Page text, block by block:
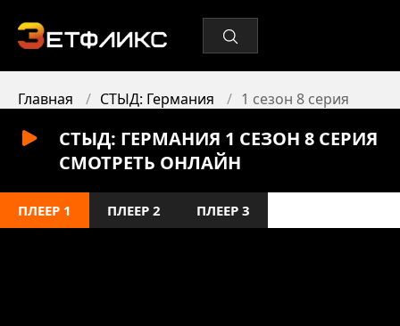
Главная СТЫД: Германия 1 сезон 8 серия
СТЫД: ГЕРМАНИЯ 1 СЕЗОН 8 СЕРИЯ
СМОТРЕТЬ ОНЛАЙН
ПЛЕЕР 1 ПЛЕЕР 2 ПЛЕЕР 3